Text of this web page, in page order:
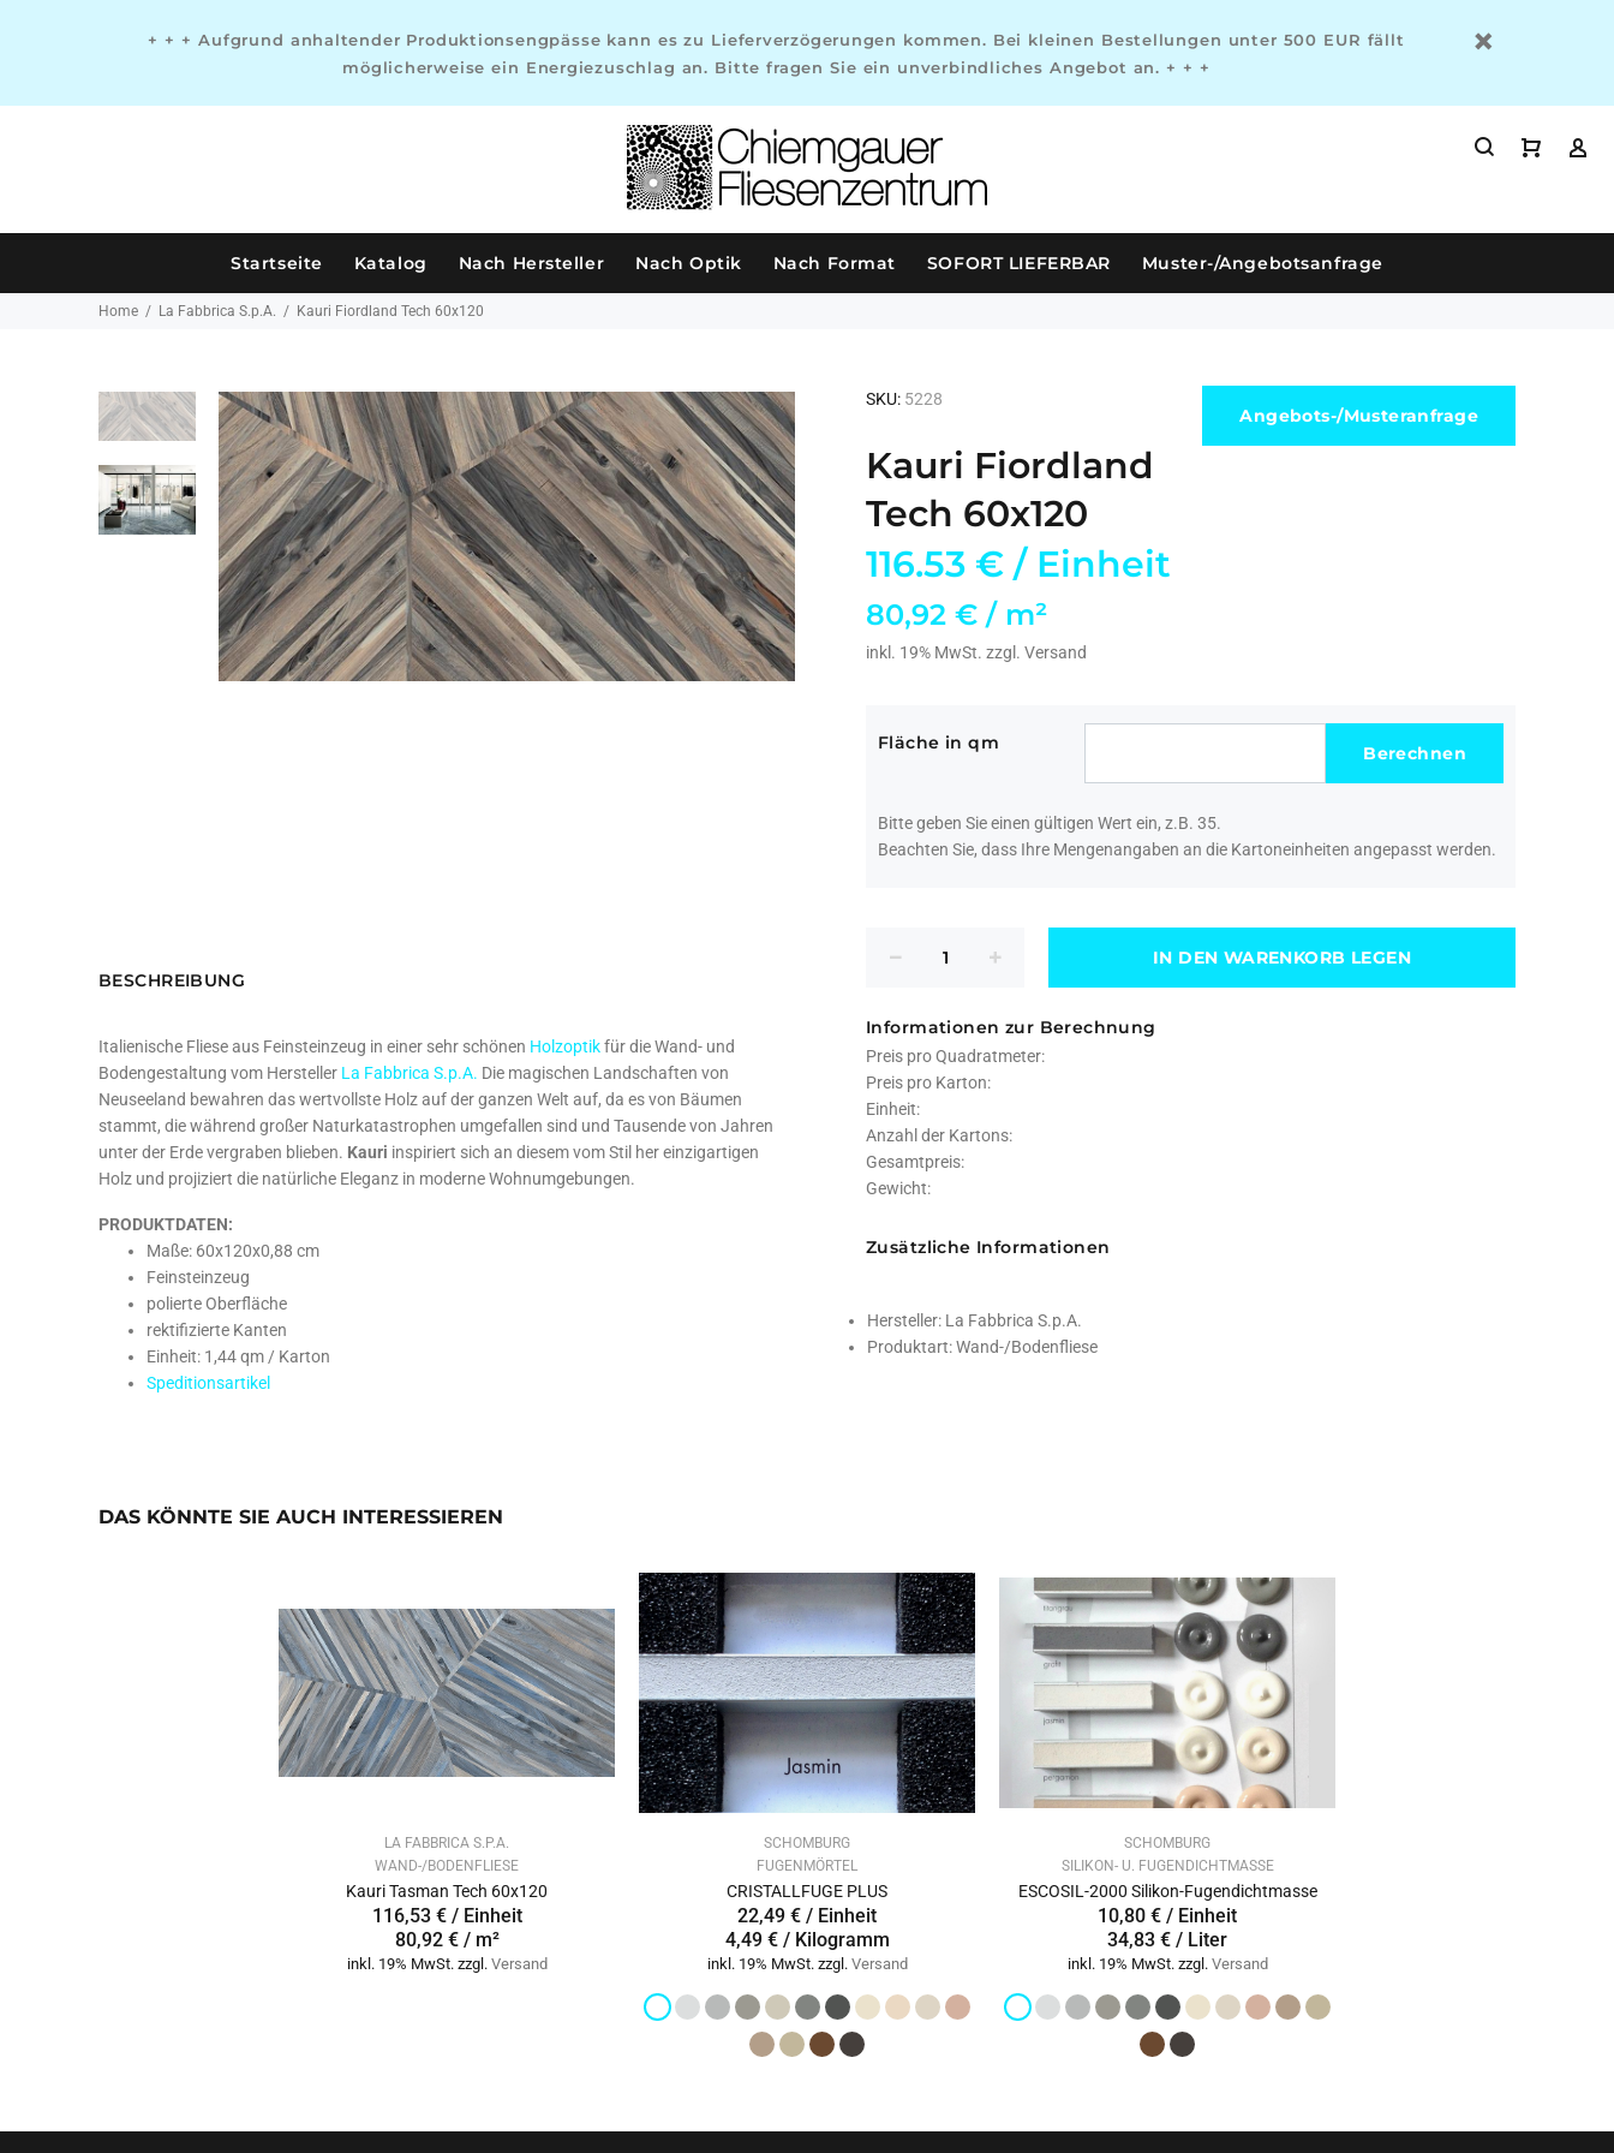
+ + + Aufgrund anhaltender Produktionsengpässe kann es zu Lieferverzögerungen kommen. Bei kleinen Bestellungen unter 500 EUR fällt
möglicherweise ein Energiezuschlag an. Bitte fragen Sie ein unverbindliches Angebot an. + + +
Startseite Katalog Nach Hersteller Nach Optik Nach Format SOFORT LIEFERBAR Muster-/Angebotsanfrage
Home La Fabbrica S.p.A. Kauri Fiordland Tech 60x120
BESCHREIBUNG
Italienische Fliese aus Feinsteinzeug in einer sehr schönen Holzoptikfür die Wand- und
Bodengestaltung vom Hersteller La Fabbrica S.p.A. Die magischen Landschaften von
Neuseeland bewahren das wertvollste Holz auf der ganzen Welt auf, da es von Bäumen
stammt, die während großer Naturkatastrophen umgefallen sind und Tausende von Jahren
unter der Erde vergraben blieben. Kauri inspiriert sich an diesem vom Stil her einzigartigen
Holz und projiziert die natürliche Eleganz in moderne Wohnumgebungen.
PRODUKTDATEN:
Maße: 60x120x0,88 cm
Feinsteinzeug
polierte Oberfläche
rektifizierte Kanten
Einheit: 1,44 qm / Karton
Speditionsartikel
Angebots-/Musteranfrage
SKU: 5228
Kauri Fiordland
Tech 60x120
116.53 € / Einheit
80,92 € / m²
inkl. 19% MwSt. zzgl. Versand
Fläche in qm
Bitte geben Sie einen gültigen Wert ein, z.B. 35.
Beachten Sie, dass Ihre Mengenangaben an die Kartoneinheiten angepasst werden.
IN DEN WARENKORB LEGEN
Informationen zur Berechnung
Preis pro Quadratmeter:
Preis pro Karton:
Einheit:
Anzahl der Kartons:
Gesamtpreis:
Gewicht:
Zusätzliche Informationen
Hersteller: La Fabbrica S.p.A.
Produktart:Wand-/Bodenfliese
DAS KÖNNTE SIE AUCH INTERESSIEREN
LA FABBRICA S.P.A.
WAND-/BODENFLIESE
Kauri Tasman Tech 60x120
116,53 € / Einheit
80,92 € / m²
inkl. 19% MwSt. zzgl. Versand
SCHOMBURG
FUGENMÖRTEL
CRISTALLFUGE PLUS
22,49 € / Einheit
4,49 € / Kilogramm
inkl. 19% MwSt. zzgl. Versand
SCHOMBURG
SILIKON- U. FUGENDICHTMASSE
ESCOSIL-2000 Silikon-Fugendichtmasse
10,80 € / Einheit
34,83 € / Liter
inkl. 19% MwSt. zzgl. Versand